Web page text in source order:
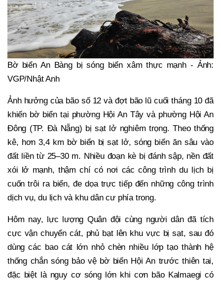
Bờ biển An Bàng bị sóng biển xâm thực mạnh - Ảnh:
VGP/Nhật Anh
Ảnh hưởng của bão số 12 và đợt bão lũ cuối tháng 10 đã
khiến bờ biển tại phường Hội An Tây và phường Hội An
Đông (TP. Đà Nẵng) bị sạt lở nghiêm trọng. Theo thống
kê, hơn 3,4 km bờ biển bị sạt lở, sóng biển ăn sâu vào
đất liền từ 25–30 m. Nhiều đoạn kè bị đánh sập, nền đất
xói lở mạnh, thậm chí có nơi các công trình du lịch bị
cuốn trôi ra biển, đe dọa trực tiếp đến những công trình
dịch vụ, du lịch và khu dân cư phía trong.
Hôm nay, lực lượng Quân đội cùng người dân đã tích
cực vận chuyển cát, phủ bạt lên khu vực bị sạt, sau đó
dùng các bao cát lớn nhỏ chèn nhiều lớp tạo thành hệ
thống chắn sóng bảo vệ bờ biển Hội An trước thiên tai,
đặc biệt là nguy cơ sóng lớn khi cơn bão Kalmaegi có